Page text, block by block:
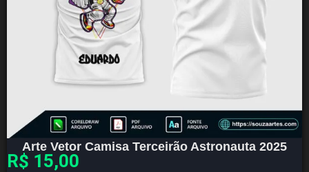
Arte Vetor Camisa Terceirão Astronauta 2025
R$ 15,00